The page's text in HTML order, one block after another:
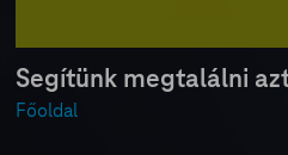
Segítünk megtalálni
Főoldal